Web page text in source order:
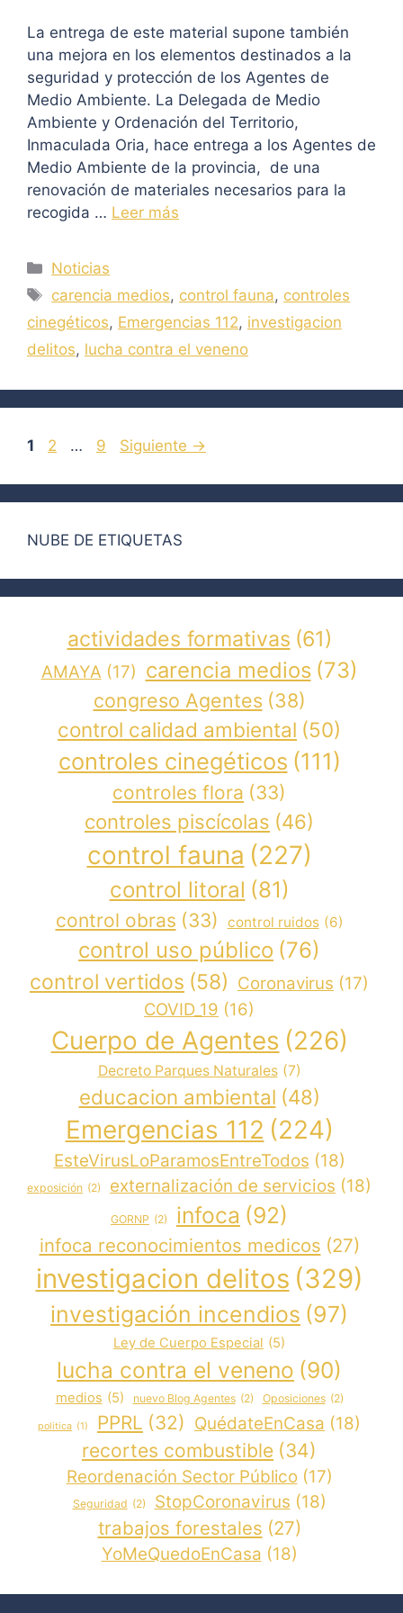
La entrega de este material supone también
una mejora en los elementos destinados a la
seguridad y protección de los Agentes de
Medio Ambiente. La Delegada de Medio
Ambiente y Ordenación del Territorio,
Inmaculada Oria, hace entrega a los Agentes de
Medio Ambiente de la provincia, de una
renovación de materiales necesarios para la
recogida … Leer más
Categorías
Noticias
Etiquetas
carencia medios, control fauna, controles
cinegéticos, Emergencias 112, investigacion
delitos, lucha contra el veneno
Página
1 Página
2 … Página
9 Siguiente →
NUBE DE ETIQUETAS
actividades formativas (61)
AMAYA (17) carencia medios (73)
congreso Agentes (38)
control calidad ambiental (50)
controles cinegéticos (111)
controles flora (33)
controles piscícolas (46)
control fauna (227)
control litoral (81)
control obras (33) control ruidos (6)
control uso público (76)
control vertidos (58) Coronavirus (17)
COVID_19 (16)
Cuerpo de Agentes (226)
Decreto Parques Naturales (7)
educacion ambiental (48)
Emergencias 112 (224)
EsteVirusLoParamosEntreTodos (18)
exposición (2) externalización de servicios (18)
GORNP (2) infoca (92)
infoca reconocimientos medicos (27)
investigacion delitos (329)
investigación incendios (97)
Ley de Cuerpo Especial (5)
lucha contra el veneno (90)
medios (5) nuevo Blog Agentes (2) Oposiciones (2)
politica (1) PPRL (32) QuédateEnCasa (18)
recortes combustible (34)
Reordenación Sector Público (17)
Seguridad (2) StopCoronavirus (18)
trabajos forestales (27)
YoMeQuedoEnCasa (18)